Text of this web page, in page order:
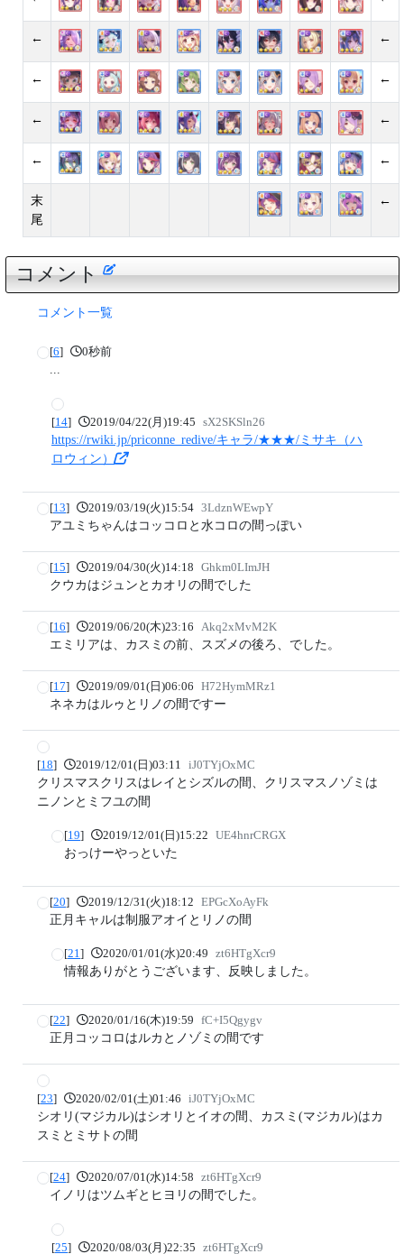
← ←
← ←
← ←
← ←
末
尾
←
コメント
コメント一覧
[6] 0秒前
[14] 2019/04/22(月)19:45 sX2SKSln26
https://rwiki.jp/priconne_redive/キャラ/★★★/ミサキ（ハ
ロウィン）
[13] 2019/03/19(火)15:54 3LdznWEwpY
アユミちゃんはコッコロと水コロの間っぽい
[15] 2019/04/30(火)14:18 Ghkm0LImJH
クウカはジュンとカオリの間でした
[16] 2019/06/20(木)23:16 Akq2xMvM2K
エミリアは、カスミの前、スズメの後ろ、でした。
[17] 2019/09/01(日)06:06 H72HymMRz1
ネネカはルゥとリノの間ですー
[18] 2019/12/01(日)03:11 iJ0TYjOxMC
クリスマスクリスはレイとシズルの間、クリスマスノゾミは
ニノンとミフユの間
[19] 2019/12/01(日)15:22 UE4hnrCRGX
おっけーやっといた
[20] 2019/12/31(火)18:12 EPGcXoAyFk
正月キャルは制服アオイとリノの間
[21] 2020/01/01(水)20:49 zt6HTgXcr9
情報ありがとうございます、反映しました。
[22] 2020/01/16(木)19:59 fC+I5Qgygv
正月コッコロはルカとノゾミの間です
[23] 2020/02/01(土)01:46 iJ0TYjOxMC
シオリ(マジカル)はシオリとイオの間、カスミ(マジカル)はカ
スミとミサトの間
[24] 2020/07/01(水)14:58 zt6HTgXcr9
イノリはツムギとヒヨリの間でした。
[25] 2020/08/03(月)22:35 zt6HTgXcr9